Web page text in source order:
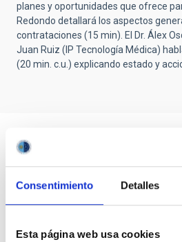
Consentimiento Detalles
Esta página web usa cookies
planes y oportunidades que ofrece
Redondo detallará los aspectos
contrataciones (15 min). El Dr. Álex
Juan Ruiz (IP Tecnología Médica)
(20 min. c.u.) explicando estado y